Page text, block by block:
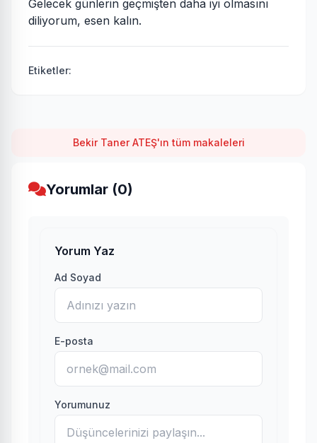
Gelecek günlerin geçmişten daha iyi olmasını
diliyorum, esen kalın.
Etiketler:
Bekir Taner ATEŞ'ın tüm makaleleri
Yorumlar (0)
Yorum Yaz
Ad Soyad
E-posta
Yorumunuz